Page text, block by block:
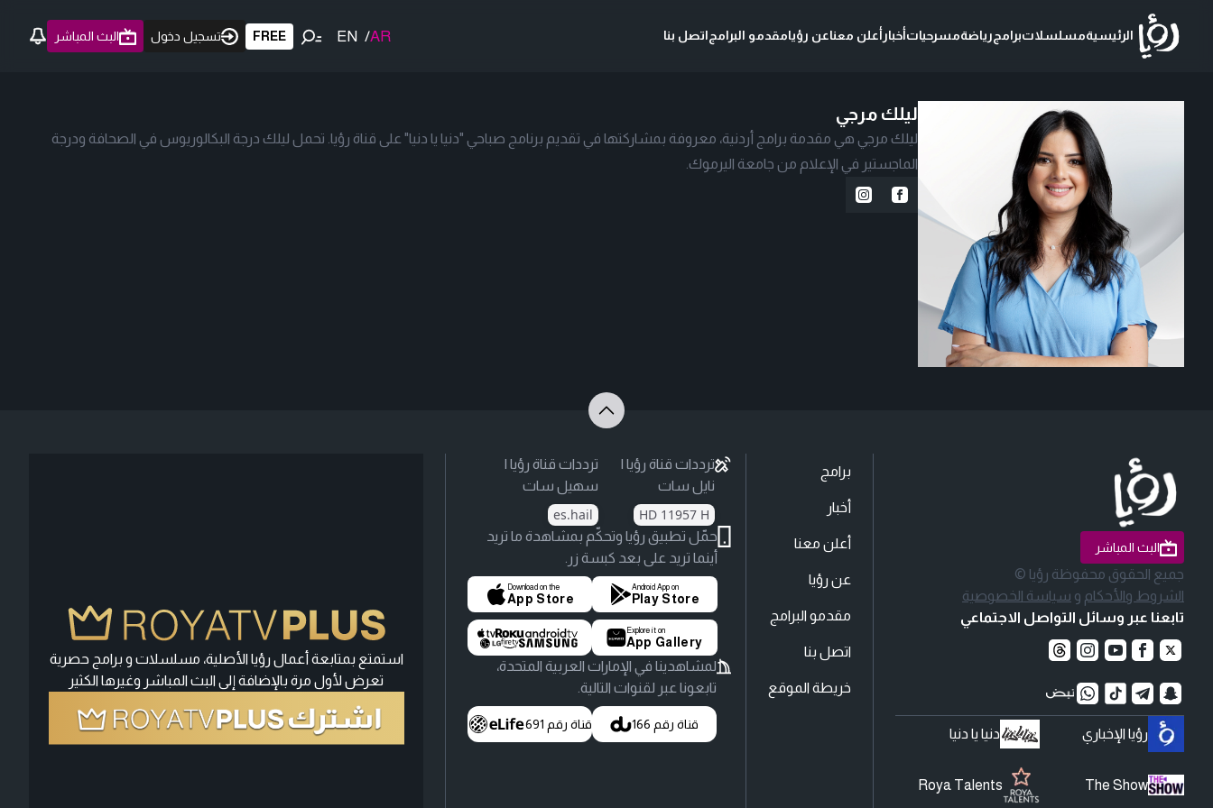
الرئيسيةمسلسلاتبرامجرياضةمسرحياتأخبارأعلن معناعن رؤيامقدمو البرامجاتصل بنا AR
/
EN
FREE تسجيل دخول البث المباشر
ليلك مرجي
ليلك مرجي هي مقدمة برامج أردنية، معروفة بمشاركتها في تقديم برنامج صباحي "دنيا يا دنيا" على قناة رؤيا. تحمل ليلك درجة البكالوريوس في الصحافة ودرجة
الماجستير في الإعلام من جامعة اليرموك.
البث المباشر
جميع الحقوق محفوظة رؤيا ©
الشروط والأحكام و سياسة الخصوصية
تابعنا عبر وسائل التواصل الاجتماعي
رؤيا الإخباري دنيا يا دنيا
The Show
Roya Talents
برامج
أخبار
أعلن معنا
عن رؤيا
مقدمو البرامج
اتصل بنا
خريطة الموقع
ترددات قناة رؤيا |
نايل سات
HD 11957 H
ترددات قناة رؤيا |
سهيل سات
es.hail
حمّل تطبيق رؤيا وتحكّم بمشاهدة ما تريد
أينما تريد على بعد كبسة زر.
Android App on
Play Store
Download on the
App Store
Explore it on
App Gallery
لمشاهدينا في الإمارات العربية المتحدة،
تابعونا عبر لقنوات التالية.
قناة رقم 166 قناة رقم 691
استمتع بمتابعة أعمال رؤيا الأصلية، مسلسلات و برامج حصرية
تعرض لأول مرة بالإضافة إلى البث المباشر وغيرها الكثير